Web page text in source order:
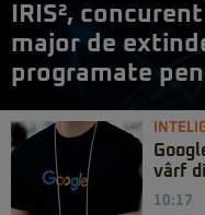
IRIS²,
major de
programate
vârf
10:17